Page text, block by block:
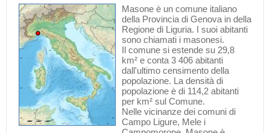
Masone è un comune italiano
della Provincia di Genova in della
Regione di Liguria. I suoi abitanti
sono chiamati i masonesi.
Il comune si estende su 29,8
km² e conta 3 406 abitanti
dall'ultimo censimento della
popolazione. La densità di
popolazione è di 114,2 abitanti
per km² sul Comune.
Nelle vicinanze dei comuni di
Campo Ligure, Mele i